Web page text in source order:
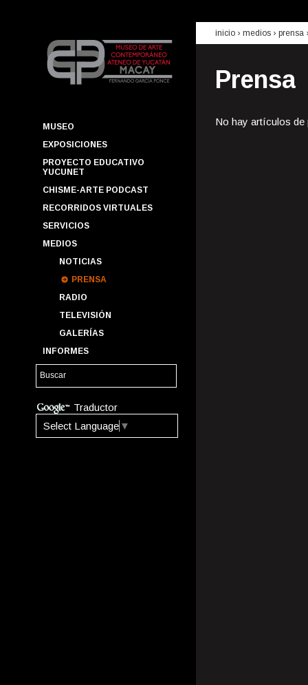
MUSEO
EXPOSICIONES
PROYECTO EDUCATIVO
YUCUNET
CHISME-ARTE PODCAST
RECORRIDOS VIRTUALES
SERVICIOS
MEDIOS
NOTICIAS
PRENSA
RADIO
TELEVISIÓN
GALERÍAS
INFORMES
Traductor
Select Language ▼
inicio › medios › prensa
Prensa
No hay artículos de